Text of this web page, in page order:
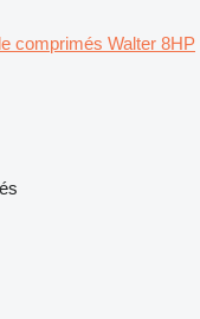
comprimés Walter 8HP